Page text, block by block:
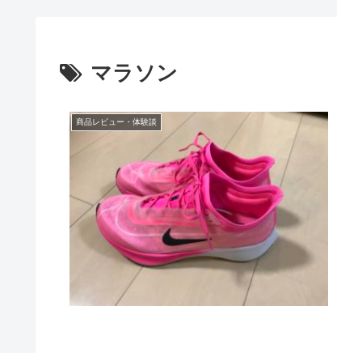
マラソン
商品レビュー・体験談